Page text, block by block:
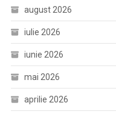
august 2026
iulie 2026
iunie 2026
mai 2026
aprilie 2026